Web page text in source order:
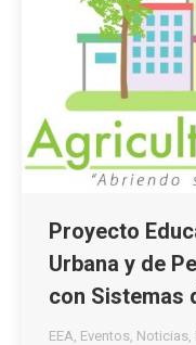
Proyecto
Urbana y de
con Sistemas
EEA Eventos Noticias